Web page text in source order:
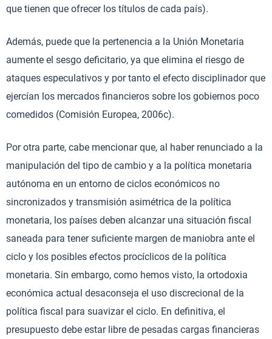
que tienen que ofrecer los títulos de cada país).
Además, puede que la pertenencia a la Unión Monetaria
aumente el sesgo deficitario, ya que elimina el riesgo de
ataques especulativos y por tanto el efecto disciplinador que
ejercían los mercados financieros sobre los gobiernos poco
comedidos (Comisión Europea, 2006c).
Por otra parte, cabe mencionar que, al haber renunciado a la
manipulación del tipo de cambio y a la política monetaria
autónoma en un entorno de ciclos económicos no
sincronizados y transmisión asimétrica de la política
monetaria, los países deben alcanzar una situación fiscal
saneada para tener suficiente margen de maniobra ante el
ciclo y los posibles efectos procíclicos de la política
monetaria. Sin embargo, como hemos visto, la ortodoxia
económica actual desaconseja el uso discrecional de la
política fiscal para suavizar el ciclo. En definitiva, el
presupuesto debe estar libre de pesadas cargas financieras